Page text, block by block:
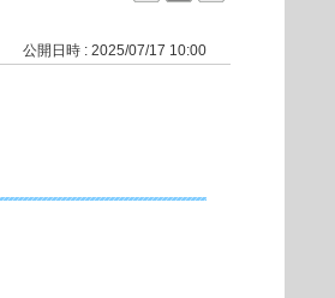
公開日時 : 2025/07/17 10:00